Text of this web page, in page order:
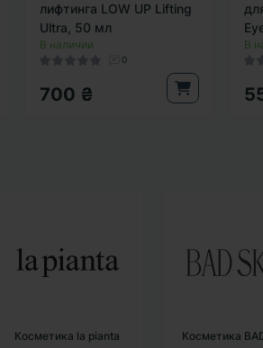
лифтинга LOW UP Lifting
Ultra, 50 мл
В наличии
0
700 ₴
В
Косметика la pianta Косметика